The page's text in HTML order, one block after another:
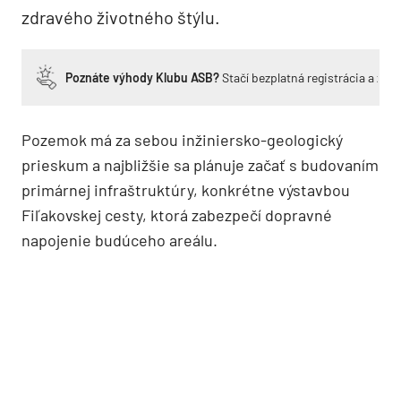
zdravého životného štýlu.
Poznáte výhody Klubu ASB?Stačí bezplatná registrácia a
Pozemok má za sebou inžiniersko-geologický
prieskum a najbližšie sa plánuje začať s budovaním
primárnej infraštruktúry, konkrétne výstavbou
Fiľakovskej cesty, ktorá zabezpečí dopravné
napojenie budúceho areálu.